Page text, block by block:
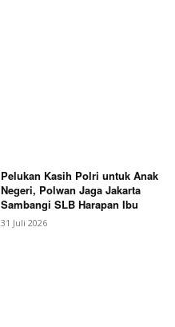
Pelukan Kasih Polri untuk Anak
Negeri, Polwan Jaga Jakarta
Sambangi SLB Harapan Ibu
31 Juli 2026